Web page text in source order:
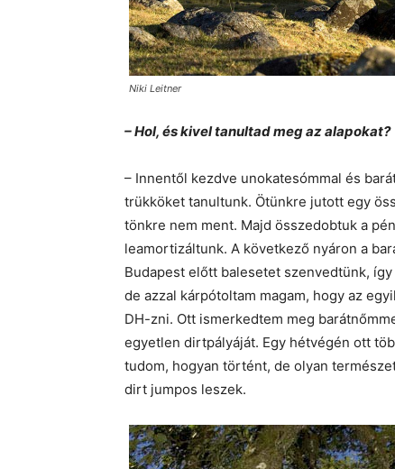
Niki Leitner
– Hol, és kivel tanultad meg az alapokat?
– Innentől kezdve unokatesómmal és
trükköket tanultunk. Ötünkre jutott egy
tönkre nem ment. Majd összedobtuk a
leamortizáltunk. A következő nyáron a
Budapest előtt balesetet szenvedtünk,
de azzal kárpótoltam magam, hogy az
DH-zni. Ott ismerkedtem meg
egyetlen dirtpályáját. Egy hétvégén ott
tudom, hogyan történt, de olyan
dirt jumpos leszek.